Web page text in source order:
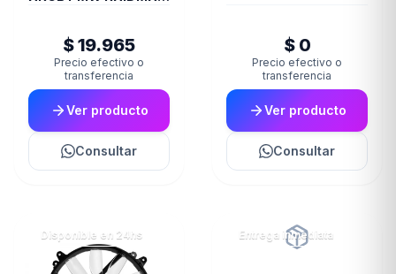
$ 19.965
Precio efectivo o
transferencia
Ver producto
Consultar
$ 0
Precio efectivo o
transferencia
Ver producto
Consultar
Disponible en 24hs Entrega inmediata